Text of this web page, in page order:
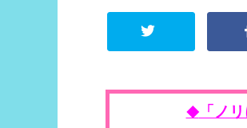
◆「ノ